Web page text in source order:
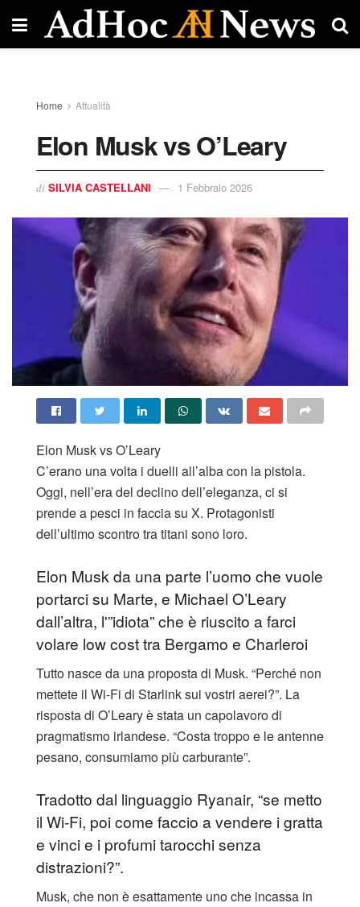
Home Attualità
Elon Musk vs O’Leary
di SILVIA CASTELLANI 1 Febbraio 2026
Elon Musk vs O’Leary
C’erano una volta i duelli all’alba con la pistola.
Oggi, nell’era del declino dell’eleganza, ci si
prende a pesci in faccia su X. Protagonisti
dell’ultimo scontro tra titani sono loro.
Elon Musk da una parte l’uomo che vuole
portarci su Marte, e Michael O’Leary
dall’altra, l'”idiota” che è riuscito a farci
volare low cost tra Bergamo e Charleroi
​Tutto nasce da una proposta di Musk. “Perché non
mettete il Wi-Fi di Starlink sui vostri aerei?”. La
risposta di O’Leary è stata un capolavoro di
pragmatismo irlandese. “Costa troppo e le antenne
pesano, consumiamo più carburante”.
Tradotto dal linguaggio Ryanair, “se metto
il Wi-Fi, poi come faccio a vendere i gratta
e vinci e i profumi tarocchi senza
distrazioni?”.
​Musk, che non è esattamente uno che incassa in